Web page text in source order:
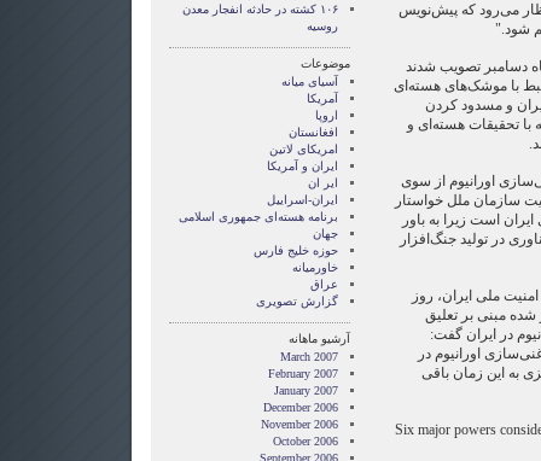
می‌رود که پیش‌نویس
شود."
دسامبر تصویب شدند
با موشک‌های هسته‌ای
و مسدود کردن
با تحقیقات هسته‌ای و
اورانیوم از سوی
سازمان ملل خواستار
است زیرا به باور
در تولید جنگ‌افزار
ملی ایران، روز
مبنی بر تعلیق
در ایران گفت:
اورانیوم در
به این زمان باقی
Six major powers
۱۰۶ کشته در حادثه انفجار معدن
روسیه
موضوعات
آسيای ميانه
آمریکا
اروپا
افغانستان
امریکای لاتین
ايران و آمريکا
ایر ان
ایران-اسراییل
برنامه هسته‌ای جمهوری اسلامی
جهان
حوزه خلیج فارس
خاورمیانه
عراق
گزارش تصويری
آرشیو ماهانه
March 2007
February 2007
January 2007
December 2006
November 2006
October 2006
September 2006